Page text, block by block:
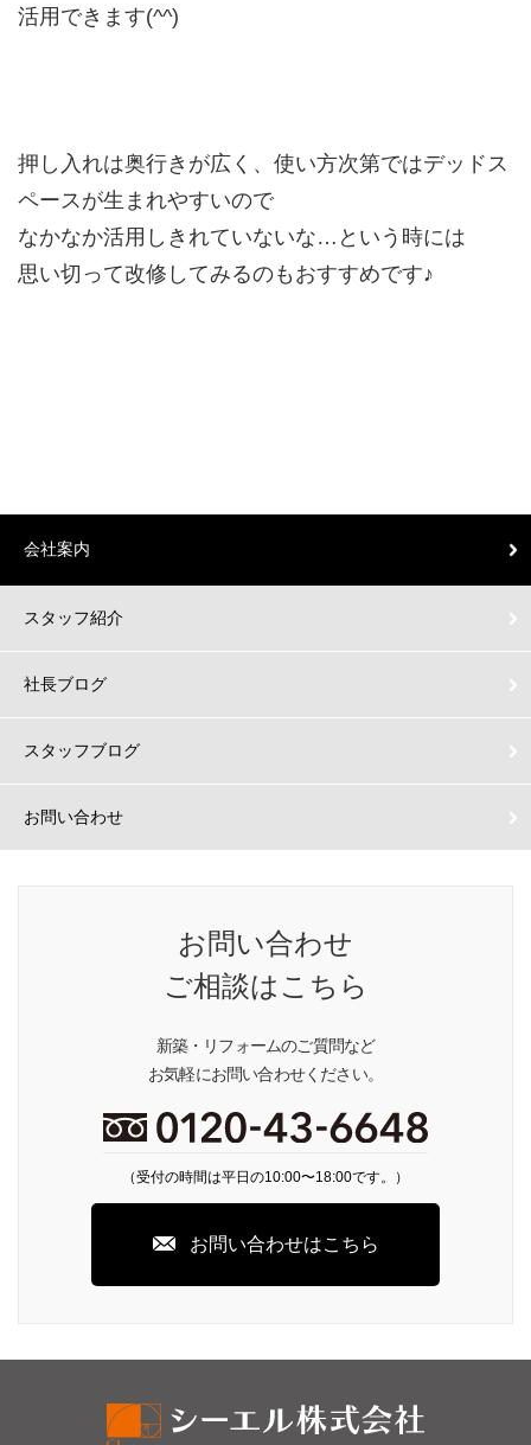
活用できます(^^)
押し入れは奥行きが広く、使い方次第ではデッドス
ペースが生まれやすいので
なかなか活用しきれていないな…という時には
思い切って改修してみるのもおすすめです♪
会社案内
スタッフ紹介
社長ブログ
スタッフブログ
お問い合わせ
お問い合わせ
ご相談はこちら
新築・リフォームのご質問など
お気軽にお問い合わせください。
（受付の時間は平日の10:00〜18:00です。）
お問い合わせはこちら